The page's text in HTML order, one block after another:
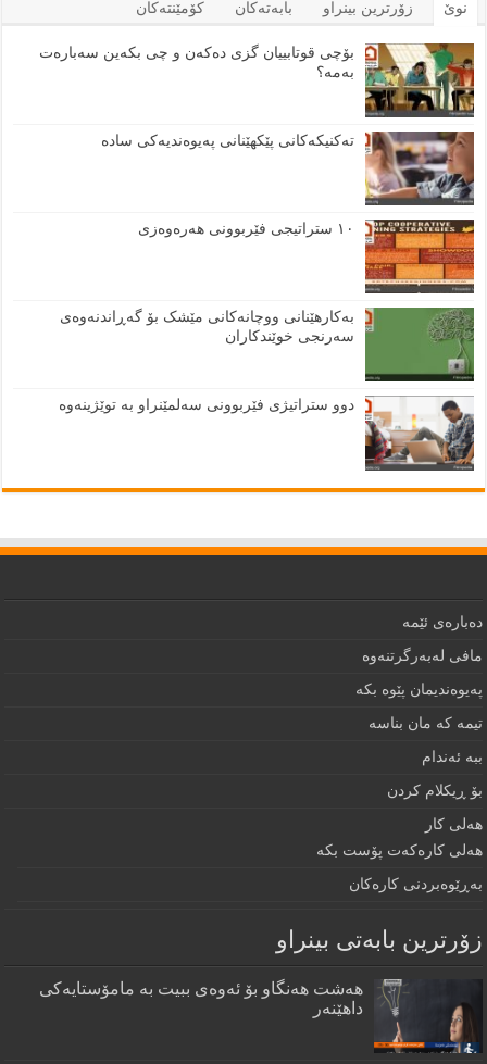
نوێ زۆرترين بينراو بابەتەكان كۆمێنتەكان
بۆچی قوتابییان گزی دەکەن و چی بکەین سەبارەت
بەمە؟
تەکنیکەکانی پێکهێنانی پەیوەندیەکی سادە
١٠ ستراتیجی فێربوونی هەرەوەزی
بەکارهێنانی ووچانەکانی مێشک بۆ گەڕاندنەوەی
سەرنجی خوێندکاران
دوو ستراتیژی فێربوونی سەلمێنراو بە توێژینەوە
دەبارەى ئێمە
مافى لەبەرگرتنەوە
په‌يوه‌نديمان پێوه‌ بكه‌‌
تيمه كه مان بناسه
ببه‌ ئه‌ندام
بۆ ڕيكلام كردن
هه‌لی كار
هەلی کارەکەت پۆست بکە
به‌ڕێوه‌بردنى كاره‌كان
زۆرترين بابه‌تى بينراو
هەشت هەنگاو بۆ ئەوەی ببیت بە مامۆستایەکی
داهێنەر